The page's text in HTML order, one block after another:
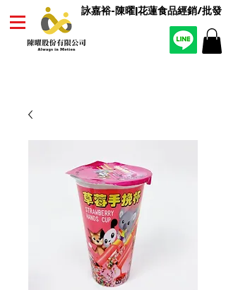
詠嘉裕-陳曜|花蓮食品經銷/批發